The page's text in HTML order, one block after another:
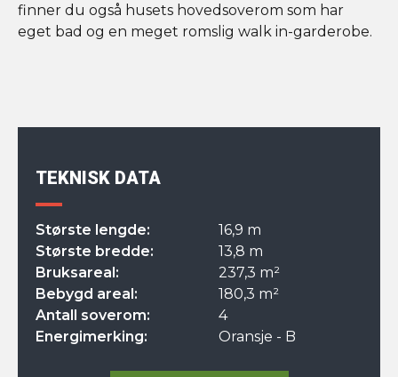
finner du også husets hovedsoverom som har
eget bad og en meget romslig walk in-garderobe.
TEKNISK DATA
Største lengde:
16,9 m
Største bredde:
13,8 m
Bruksareal:
237,3 m²
Bebygd areal:
180,3 m²
Antall soverom:
4
Energimerking:
Oransje - B